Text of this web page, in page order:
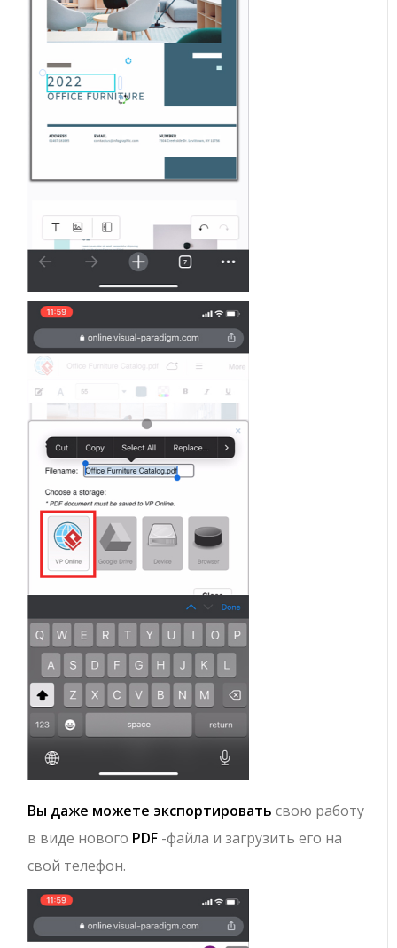
Вы даже можете экспортировать свою работу
в виде нового PDF -файла и загрузить его на
свой телефон.